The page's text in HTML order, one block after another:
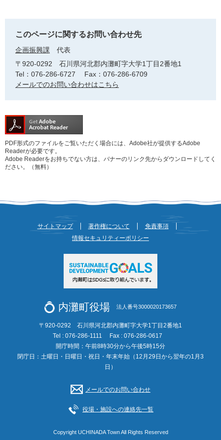
このページに関するお問い合わせ先
企画振興課
代表
〒920-0292
石川県河北郡内灘町字大学1丁目2番地1
Tel：076-286-6727
Fax：076-286-6709
メールでのお問い合わせはこちら
PDF形式のファイルをご覧いただく場合には、Adobe社が提供するAdobe
Readerが必要です。
Adobe Readerをお持ちでない方は、バナーのリンク先からダウンロードしてく
ださい。（無料）
サイトマップ 著作権について
免責事項
情報セキュリティーポリシー
内灘町役場 法人番号3000020173657
〒920-0292 石川県河北郡内灘町字大学1丁目2番地1
Tel : 076-286-1111
Fax : 076-286-0617
開庁時間：午前8時30分から午後5時15分
閉庁日：土曜日・日曜日・祝日・年末年始（12月29日から翌年の1月3
日）
メールでのお問い合わせ
役場・施設への連絡先一覧
Copyright UCHINADA Town All Rights Reserved